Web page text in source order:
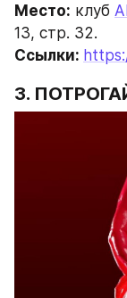
Место: клуб
13, стр. 32.
Ссылки:
3.